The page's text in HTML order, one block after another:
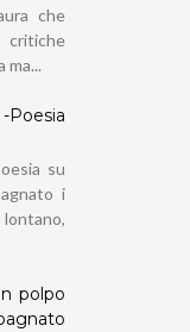
che
critiche
ma...
su
i
polpo